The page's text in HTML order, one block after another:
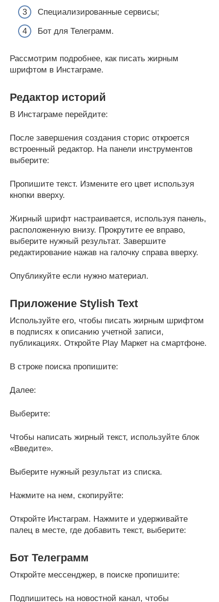
Специализированные сервисы;
Бот для Телеграмм.
Рассмотрим подробнее, как писать жирным
шрифтом в Инстаграме.
Редактор историй
В Инстаграме перейдите:
После завершения создания сторис откроется
встроенный редактор. На панели инструментов
выберите:
Пропишите текст. Измените его цвет используя
кнопки вверху.
Жирный шрифт настраивается, используя панель,
расположенную внизу. Прокрутите ее вправо,
выберите нужный результат. Завершите
редактирование нажав на галочку справа вверху.
Опубликуйте если нужно материал.
Приложение Stylish Text
Используйте его, чтобы писать жирным шрифтом
в подписях к описанию учетной записи,
публикациях. Откройте Play Маркет на смартфоне.
В строке поиска пропишите:
Далее:
Выберите:
Чтобы написать жирный текст, используйте блок
«Введите».
Выберите нужный результат из списка.
Нажмите на нем, скопируйте:
Откройте Инстаграм. Нажмите и удерживайте
палец в месте, где добавить текст, выберите:
Бот Телеграмм
Откройте мессенджер, в поиске пропишите:
Подпишитесь на новостной канал, чтобы